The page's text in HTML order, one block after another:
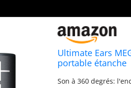
Ultimate Ears
portable étanche
Son à 360 degrés: